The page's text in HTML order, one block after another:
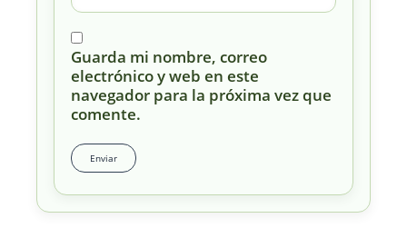
Guarda mi nombre, correo
electrónico y web en este
navegador para la próxima vez que
comente.